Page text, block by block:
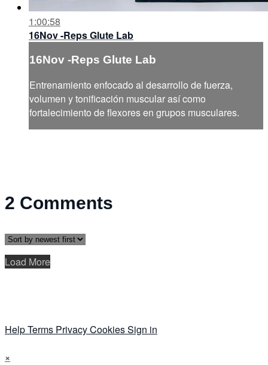
1:00:58
16Nov -Reps Glute Lab
16Nov -Reps Glute Lab
Entrenamiento enfocado al desarrollo de fuerza,
volumen y tonificación muscular así como
fortalecimiento de flexores en grupos musculares.
2 Comments
Load More
HelpTerms PrivacyCookiesSign in
×